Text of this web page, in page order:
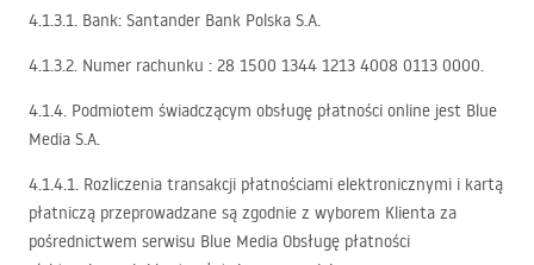
4.1.3.1. Bank: Santander Bank Polska S.A.
4.1.3.2. Numer rachunku : 28 1500 1344 1213 4008 0113 0000.
4.1.4. Podmiotem świadczącym obsługę płatności online jest Blue
Media S.A.
4.1.4.1. Rozliczenia transakcji płatnościami elektronicznymi i kartą
płatniczą przeprowadzane są zgodnie z wyborem Klienta za
pośrednictwem serwisu Blue Media Obsługę płatności